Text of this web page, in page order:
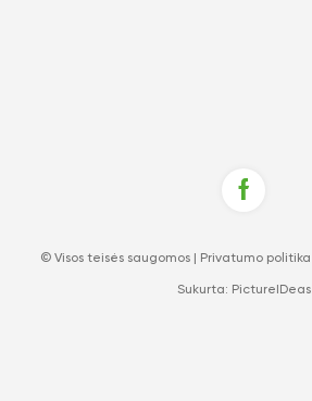
© Visos teisės saugomos | Privatumo politika
Sukurta: PictureIDeas